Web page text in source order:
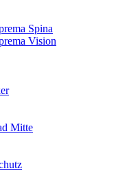
Spina
Vision
Mitte